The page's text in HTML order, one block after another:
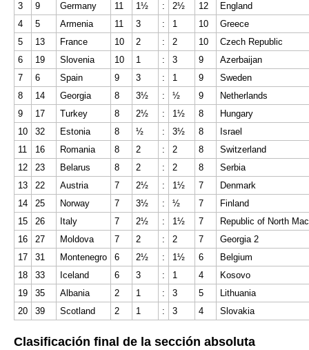
3
9 Germany 11 1½ : 2½ 12
England
4
5 Armenia 11 3 : 1 10
Greece
5
13 France 10 2 : 2 10
Czech Republic
6
19 Slovenia 10 1 : 3 9
Azerbaijan
7
6 Spain 9 3 : 1 9
Sweden
8
14 Georgia 8 3½ : ½ 9
Netherlands
9
17 Turkey 8 2½ : 1½ 8
Hungary
10
32 Estonia 8 ½ : 3½ 8
Israel
11
16 Romania 8 2 : 2 8
Switzerland
12
23 Belarus 8 2 : 2 8
Serbia
13
22 Austria 7 2½ : 1½ 7
Denmark
14
25 Norway 7 3½ : ½ 7
Finland
15
26 Italy 7 2½ : 1½ 7
Republic of North
16
27 Moldova 7 2 : 2 7
Georgia 2
17
31 Montenegro 6 2½ : 1½ 6
Belgium
18
33 Iceland 6 3 : 1 4
Kosovo
19
35 Albania 2 1 : 3 5
Lithuania
20
39 Scotland 2 1 : 3 4 Slovakia
Clasificación final de la sección absoluta